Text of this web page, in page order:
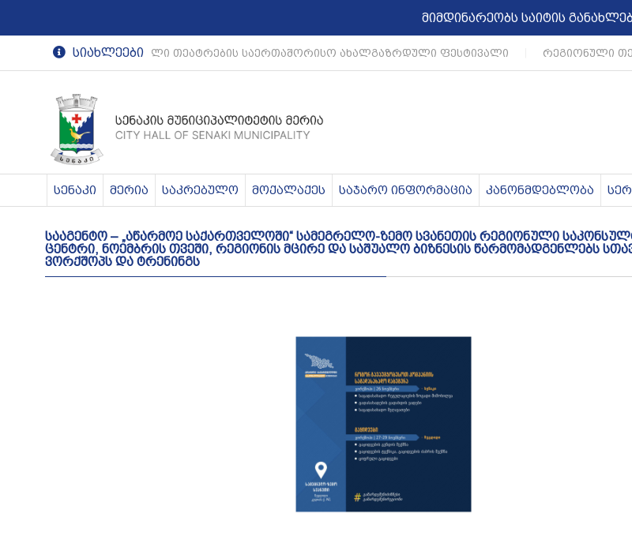
მიმდინარეობს საიტის
სიახლეები
რეგიონული თეატრების საერთაშორისო ახალგაზრდული ფესტივალი რეგიონული
სენაკი მერია საკრებულო მოქალაქეს საჯარო ინფორმაცია კანონმდებლობა
სააგენტო – „აწარმოე საქართველოში“ სამეგრელო-ზემო სვანეთის რეგიონული
ცენტრი, ნოემბრის თვეში, რეგიონის მცირე და საშუალო ბიზნესის წარმომადგენლებს
ვორქშოპს და ტრენინგს